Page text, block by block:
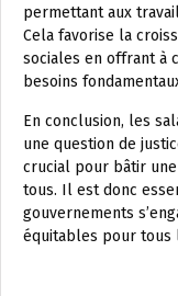
permettant aux
Cela favorise la
sociales en offrant à
besoins
En conclusion, les
une question de
crucial pour bâtir
tous. Il est donc
gouvernements
équitables pour tous